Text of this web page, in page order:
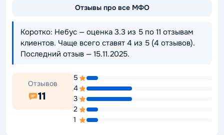
Отзывы про все МФО
Коротко: Небус — оценка 3.3 из 5 по 11 отзывам
клиентов. Чаще всего ставят 4 из 5 (4 отзывов).
Последний отзыв — 15.11.2025.
Отзывов
11
5
4
3
2
1